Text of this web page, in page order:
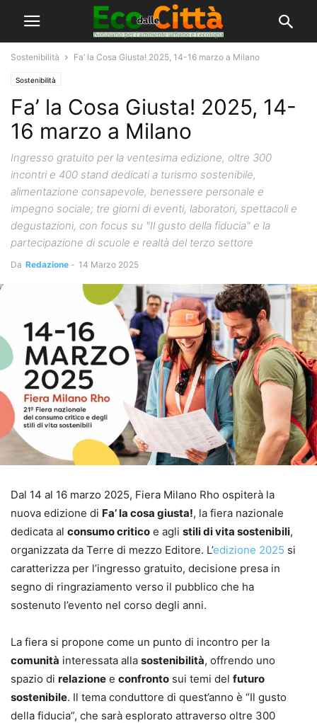
Sostenibilità Fa’ la Cosa Giusta! 2025, 14-16 marzo a Milano
Sostenibilità
Fa’ la Cosa Giusta! 2025, 14-
16 marzo a Milano
Ingresso gratuito per la ventesima edizione, oltre 300
incontri e 400 stand dedicati a turismo sostenibile,
alimentazione consapevole, benessere personale e
impegno sociale; tre giorni di eventi, laboratori, spettacoli e
degustazioni, con focus su "Il gusto della fiducia" e la
partecipazione di scuole e realtà del terzo settore
Da Redazione - 14 Marzo 2025
Dal 14 al 16 marzo 2025, Fiera Milano Rho ospiterà la
nuova edizione di Fa’ la cosa giusta!, la fiera nazionale
dedicata al consumo critico e agli stili di vita sostenibili,
organizzata da Terre di mezzo Editore. L’edizione 2025 si
caratterizza per l’ingresso gratuito, decisione presa in
segno di ringraziamento verso il pubblico che ha
sostenuto l’evento nel corso degli anni.
La fiera si propone come un punto di incontro per la
comunità interessata alla sostenibilità, offrendo uno
spazio di relazione e confronto sui temi del futuro
sostenibile. Il tema conduttore di quest’anno è “Il gusto
della fiducia”, che sarà esplorato attraverso oltre 300